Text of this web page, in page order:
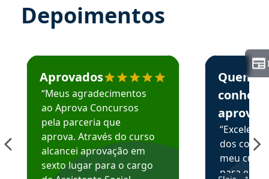
Depoimentos
Estudante José recomenda o Aprova Concursos em
Aprovados
“Meus agradecimentos
ao Aprova Concursos
pela parceria que
aprova. Através do curso
alcancei aprovação em
sexto lugar para o cargo
Estudante
Quem
aprova
dos
meu
para